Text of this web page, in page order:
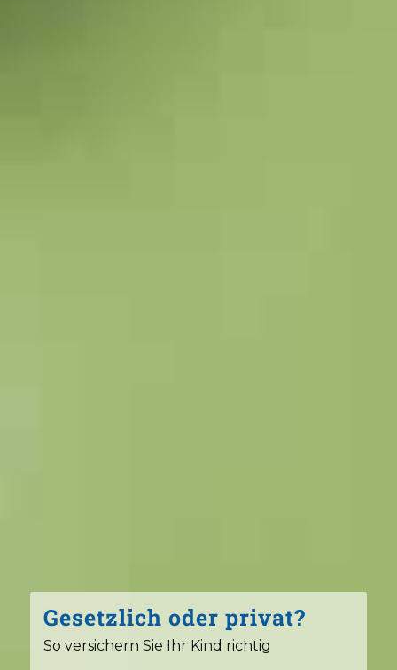
Gesetzlich oder privat?
So versichern Sie Ihr Kind richtig